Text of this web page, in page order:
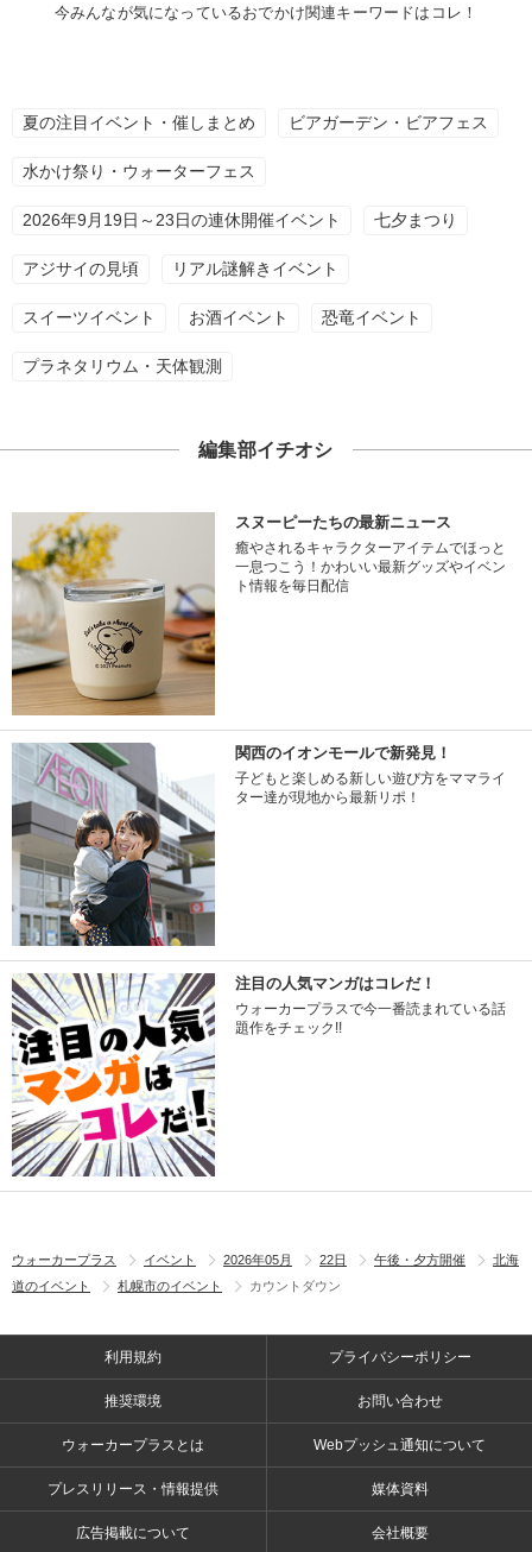
今みんなが気になっているおでかけ関連キーワードはコレ！
夏の注目イベント・催しまとめ ビアガーデン・ビアフェス
水かけ祭り・ウォーターフェス
2026年9月19日～23日の連休開催イベント 七夕まつり
アジサイの見頃 リアル謎解きイベント
スイーツイベント お酒イベント 恐竜イベント
プラネタリウム・天体観測
編集部イチオシ
スヌーピーたちの最新ニュース
癒やされるキャラクターアイテムでほっと
一息つこう！かわいい最新グッズやイベン
ト情報を毎日配信
関西のイオンモールで新発見！
子どもと楽しめる新しい遊び方をママライ
ター達が現地から最新リポ！
注目の人気マンガはコレだ！
ウォーカープラスで今一番読まれている話
題作をチェック!!
ウォーカープラス イベント 2026年05月 22日 午後・夕方開催
北海
道のイベント
札幌市のイベント カウントダウン
利用規約 プライバシーポリシー
推奨環境 お問い合わせ
ウォーカープラスとは Webプッシュ通知について
プレスリリース・情報提供 媒体資料
広告掲載について 会社概要